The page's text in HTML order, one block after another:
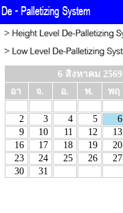
6 สิงหาคม 2569
อา
จ. อ. พ. พฤ
2
3 4 5 6
9
10 11 12 13
16
17 18 19 20
23
24 25 26 27
30
31